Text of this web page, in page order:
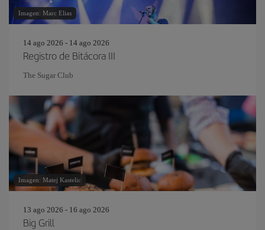
Imagen: Marc Elias
14 ago 2026 - 14 ago 2026
Registro de Bitácora III
The Sugar Club
Imagen: Matej Kastelic
13 ago 2026 - 16 ago 2026
Big Grill